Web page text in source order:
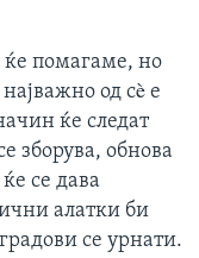
помагаме, но
од сè е
ќе следат
зборува, обнова
се дава
алатки би
се урнати.